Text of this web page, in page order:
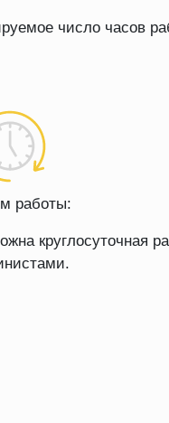
число часов
работы:
круглосуточная